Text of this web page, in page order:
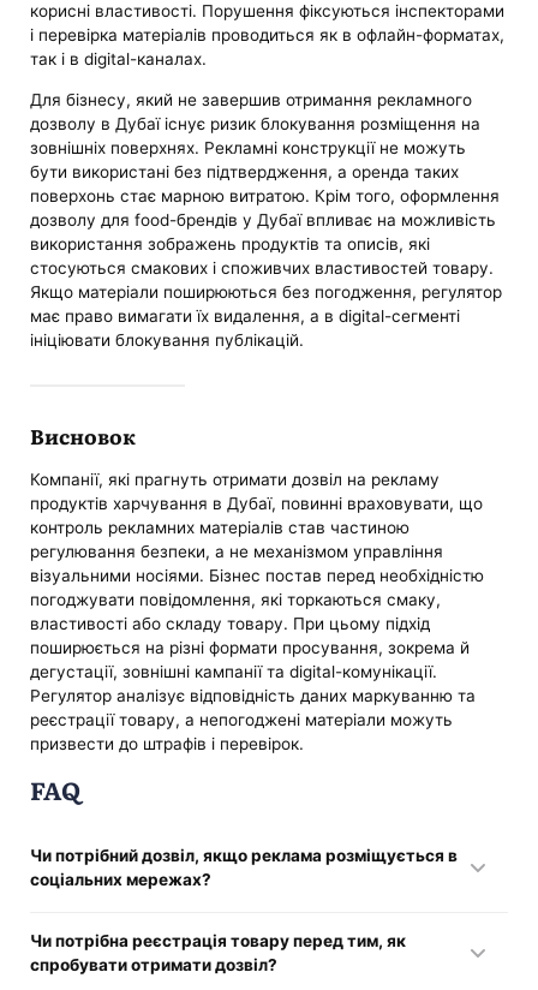
корисні властивості. Порушення фіксуються інспекторами
і перевірка матеріалів проводиться як в офлайн-форматах,
так і в digital-каналах.
Для бізнесу, який не завершив отримання рекламного
дозволу в Дубаї існує ризик блокування розміщення на
зовнішніх поверхнях. Рекламні конструкції не можуть
бути використані без підтвердження, а оренда таких
поверхонь стає марною витратою. Крім того, оформлення
дозволу для food-брендів у Дубаї впливає на можливість
використання зображень продуктів та описів, які
стосуються смакових і споживчих властивостей товару.
Якщо матеріали поширюються без погодження, регулятор
має право вимагати їх видалення, а в digital-сегменті
ініціювати блокування публікацій.
Висновок
Компанії, які прагнуть отримати дозвіл на рекламу
продуктів харчування в Дубаї, повинні враховувати, що
контроль рекламних матеріалів став частиною
регулювання безпеки, а не механізмом управління
візуальними носіями. Бізнес постав перед необхідністю
погоджувати повідомлення, які торкаються смаку,
властивості або складу товару. При цьому підхід
поширюється на різні формати просування, зокрема й
дегустації, зовнішні кампанії та digital-комунікації.
Регулятор аналізує відповідність даних маркуванню та
реєстрації товару, а непогоджені матеріали можуть
призвести до штрафів і перевірок.
FAQ
Чи потрібний дозвіл, якщо реклама розміщується в
соціальних мережах?
використовується контроль реклами продуктів
харчування в Дубаї, і потрібне погодження.
Чи потрібна реєстрація товару перед тим, як
спробувати отримати дозвіл?